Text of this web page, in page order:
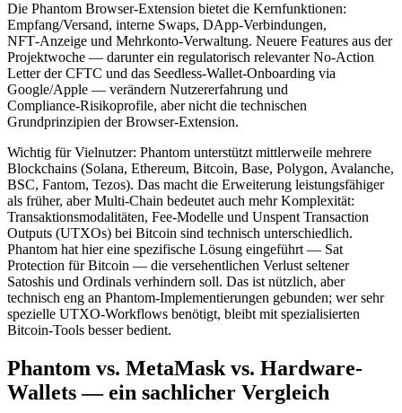
Die Phantom Browser‑Extension bietet die Kernfunktionen:
Empfang/Versand, interne Swaps, DApp‑Verbindungen,
NFT‑Anzeige und Mehrkonto-Verwaltung. Neuere Features aus der
Projektwoche — darunter ein regulatorisch relevanter No‑Action
Letter der CFTC und das Seedless‑Wallet‑Onboarding via
Google/Apple — verändern Nutzererfahrung und
Compliance‑Risikoprofile, aber nicht die technischen
Grundprinzipien der Browser‑Extension.
Wichtig für Vielnutzer: Phantom unterstützt mittlerweile mehrere
Blockchains (Solana, Ethereum, Bitcoin, Base, Polygon, Avalanche,
BSC, Fantom, Tezos). Das macht die Erweiterung leistungsfähiger
als früher, aber Multi‑Chain bedeutet auch mehr Komplexität:
Transaktionsmodalitäten, Fee‑Modelle und Unspent Transaction
Outputs (UTXOs) bei Bitcoin sind technisch unterschiedlich.
Phantom hat hier eine spezifische Lösung eingeführt — Sat
Protection für Bitcoin — die versehentlichen Verlust seltener
Satoshis und Ordinals verhindern soll. Das ist nützlich, aber
technisch eng an Phantom‑Implementierungen gebunden; wer sehr
spezielle UTXO-Workflows benötigt, bleibt mit spezialisierten
Bitcoin‑Tools besser bedient.
Phantom vs. MetaMask vs. Hardware-
Wallets — ein sachlicher Vergleich